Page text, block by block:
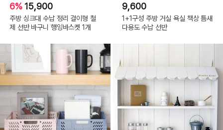
6% 15,900
주방 싱크대 수납 정리 걸이형 철
제 선반 바구니 행잉바스켓 1개
9,600
1+1구성 주방 거실 욕실 책상 틈새
다용도 수납 선반